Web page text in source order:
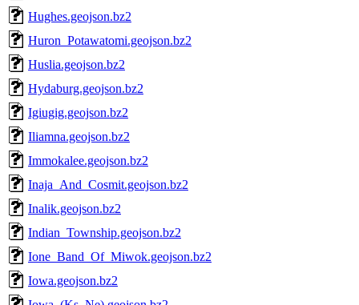
Hughes.geojson.bz2
Huron_Potawatomi.geojson.bz2
Huslia.geojson.bz2
Hydaburg.geojson.bz2
Igiugig.geojson.bz2
Iliamna.geojson.bz2
Immokalee.geojson.bz2
Inaja_And_Cosmit.geojson.bz2
Inalik.geojson.bz2
Indian_Township.geojson.bz2
Ione_Band_Of_Miwok.geojson.bz2
Iowa.geojson.bz2